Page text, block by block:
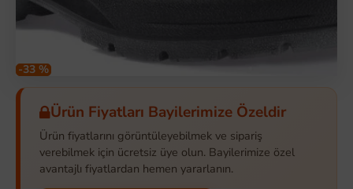
-33 %
Ürün Fiyatları Bayilerimize Özeldir
Ürün fiyatlarını görüntüleyebilmek ve sipariş
verebilmek için ücretsiz üye olun. Bayilerimize özel
avantajlı fiyatlardan hemen yararlanın.